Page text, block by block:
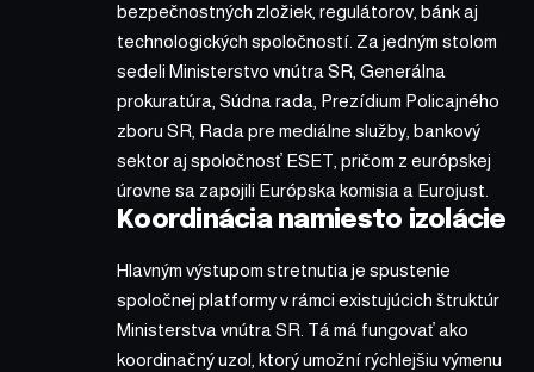
bezpečnostných zložiek, regulátorov, bánk aj
technologických spoločností. Za jedným stolom
sedeli Ministerstvo vnútra SR, Generálna
prokuratúra, Súdna rada, Prezídium Policajného
zboru SR, Rada pre mediálne služby, bankový
sektor aj spoločnosť ESET, pričom z európskej
úrovne sa zapojili Európska komisia a Eurojust.
Koordinácia namiesto izolácie
Hlavným výstupom stretnutia je spustenie
spoločnej platformy v rámci existujúcich štruktúr
Ministerstva vnútra SR. Tá má fungovať ako
koordinačný uzol, ktorý umožní rýchlejšiu výmenu